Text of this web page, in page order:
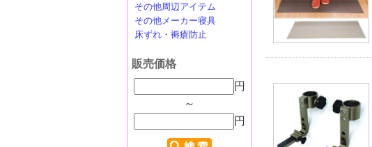
その他周辺アイテム
その他メーカー寝具
床ずれ・褥瘡防止
販売価格
円
～
円